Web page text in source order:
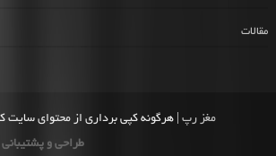
مقالات
مغز رپ | هرگونه کپی برداری از محتوای سایت
طراحی و پشتیبانی